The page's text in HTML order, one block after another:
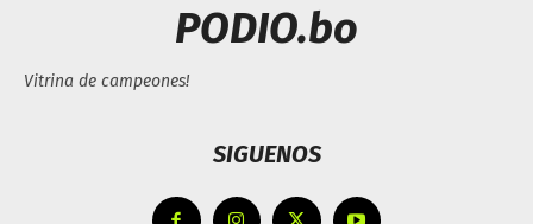
PODIO.bo
Vitrina de campeones!
SIGUENOS